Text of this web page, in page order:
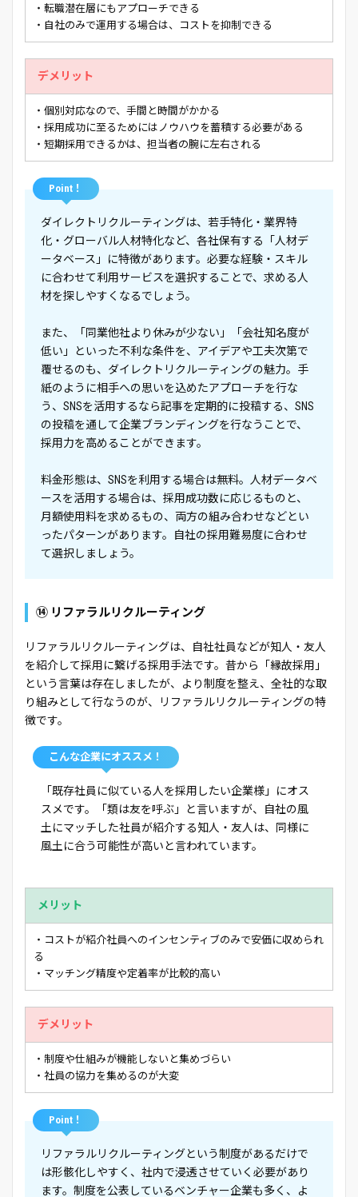
・転職潜在層にもアプローチできる
・自社のみで運用する場合は、コストを抑制できる
デメリット
・個別対応なので、手間と時間がかかる
・採用成功に至るためにはノウハウを蓄積する必要がある
・短期採用できるかは、担当者の腕に左右される
Point！
ダイレクトリクルーティングは、若手特化・業界特
化・グローバル人材特化など、各社保有する「人材デ
ータベース」に特徴があります。必要な経験・スキル
に合わせて利用サービスを選択することで、求める人
材を探しやすくなるでしょう。
また、「同業他社より休みが少ない」「会社知名度が
低い」といった不利な条件を、アイデアや工夫次第で
覆せるのも、ダイレクトリクルーティングの魅力。手
紙のように相手への思いを込めたアプローチを行な
う、SNSを活用するなら記事を定期的に投稿する、SNS
の投稿を通して企業ブランディングを行なうことで、
採用力を高めることができます。
料金形態は、SNSを利用する場合は無料。人材データベ
ースを活用する場合は、採用成功数に応じるものと、
月額使用料を求めるもの、両方の組み合わせなどとい
ったパターンがあります。自社の採用難易度に合わせ
て選択しましょう。
⑭ リファラルリクルーティング
リファラルリクルーティングは、自社社員などが知人・友人
を紹介して採用に繋げる採用手法です。昔から「縁故採用」
という言葉は存在しましたが、より制度を整え、全社的な取
り組みとして行なうのが、リファラルリクルーティングの特
徴です。
こんな企業にオススメ！
「既存社員に似ている人を採用したい企業様」にオス
スメです。「類は友を呼ぶ」と言いますが、自社の風
土にマッチした社員が紹介する知人・友人は、同様に
風土に合う可能性が高いと言われています。
メリット
・コストが紹介社員へのインセンティブのみで安価に収められ
る
・マッチング精度や定着率が比較的高い
デメリット
・制度や仕組みが機能しないと集めづらい
・社員の協力を集めるのが大変
Point！
リファラルリクルーティングという制度があるだけで
は形骸化しやすく、社内で浸透させていく必要があり
ます。制度を公表しているベンチャー企業も多く、よ